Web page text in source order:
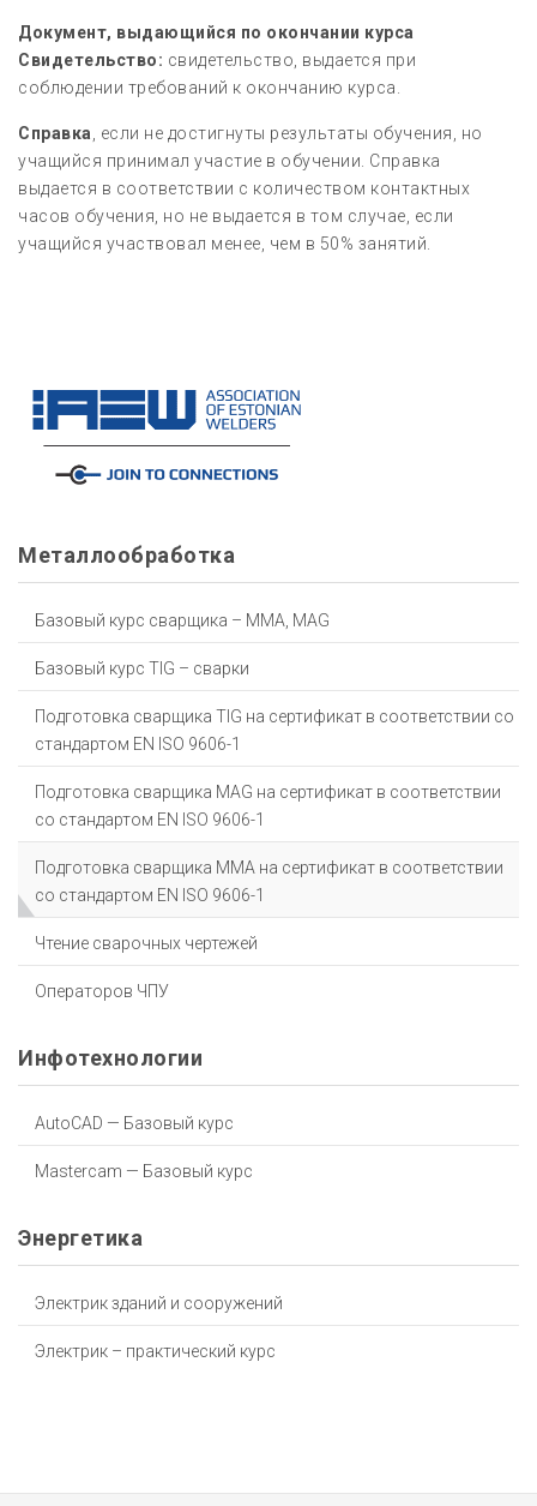
Документ, выдающийся по окончании курса
Свидетельство: свидетельство, выдается при
соблюдении требований к окончанию курса.
Справка , если не достигнуты результаты обучения, но
учащийся принимал участие в обучении. Справка
выдается в соответствии с количеством контактных
часов обучения, но не выдается в том случае, если
учащийся участвовал менее, чем в 50% занятий.
Металлообработка
Базовый курс сварщика – MMA, MAG
Базовый курс TIG – сварки
Подготовка сварщика TIG на сертификат в соответствии со
стандартом EN ISO 9606-1
Подготовка сварщика МАG на сертификат в соответствии
со стандартом EN ISO 9606-1
Подготовка сварщика ММА на сертификат в соответствии
со стандартом EN ISO 9606-1
Чтение сварочных чертежей
Операторов ЧПУ
Инфотехнологии
AutoCAD — Базовый курс
Mastercam — Базовый курс
Энергетика
Электрик зданий и сооружений
Электрик – практический курс